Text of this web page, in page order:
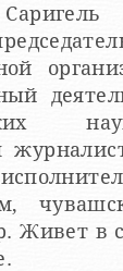
песен и
Живет в